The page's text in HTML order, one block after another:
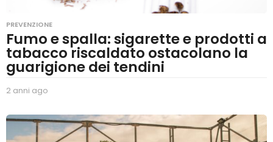
PREVENZIONE
Fumo e spalla: sigarette e prodotti a
tabacco riscaldato ostacolano la
guarigione dei tendini
2 anni ago
n
n